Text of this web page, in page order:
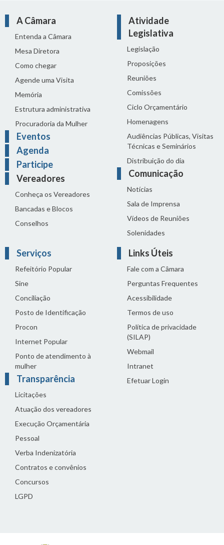
A Câmara
Entenda a Câmara
Mesa Diretora
Como chegar
Agende uma Visita
Memória
Estrutura administrativa
Procuradoria da Mulher
Eventos
Agenda
Participe
Vereadores
Conheça os Vereadores
Bancadas e Blocos
Conselhos
Atividade
Legislativa
Legislação
Proposições
Reuniões
Comissões
Ciclo Orçamentário
Homenagens
Audiências Públicas, Visitas
Técnicas e Seminários
Distribuição do dia
Comunicação
Notícias
Sala de Imprensa
Vídeos de Reuniões
Solenidades
Serviços
Refeitório Popular
Sine
Conciliação
Posto de Identificação
Procon
Internet Popular
Ponto de atendimento à
mulher
Transparência
Licitações
Atuação dos vereadores
Execução Orçamentária
Pessoal
Verba Indenizatória
Contratos e convênios
Concursos
LGPD
Links Úteis
Fale com a Câmara
Perguntas Frequentes
Acessibilidade
Termos de uso
Política de privacidade
(SILAP)
Webmail
Intranet
Efetuar Login